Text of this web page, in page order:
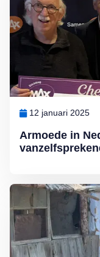
Armoede in
12 januari 2025
Lees meer over MAX